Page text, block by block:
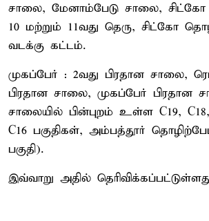
சாலை, மேனாம்பேடு சாலை,
10 மற்றும் 11வது தெரு, சிட்கோ
வடக்கு கட்டம்.
முகப்பேர் : 2வது பிரதான சாலை,
பிரதான சாலை, முகப்பேர் பிரதான
சாலையில் பின்புறம் உள்ள C19,
C16 பகுதிகள், அம்பத்தூர்
பகுதி).
இவ்வாறு அதில்